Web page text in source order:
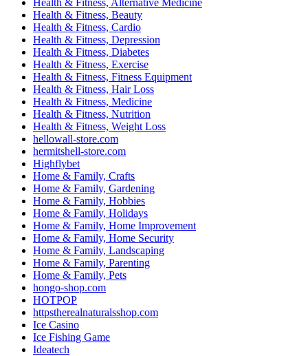
Health & Fitness, Beauty
Health & Fitness, Cardio
Health & Fitness, Depression
Health & Fitness, Diabetes
Health & Fitness, Exercise
Health & Fitness, Fitness Equipment
Health & Fitness, Hair Loss
Health & Fitness, Medicine
Health & Fitness, Nutrition
Health & Fitness, Weight Loss
hellowall-store.com
hermitshell-store.com
Highflybet
Home & Family, Crafts
Home & Family, Gardening
Home & Family, Hobbies
Home & Family, Holidays
Home & Family, Home Improvement
Home & Family, Home Security
Home & Family, Landscaping
Home & Family, Parenting
Home & Family, Pets
hongo-shop.com
HOTPOP
httpstherealnaturalsshop.com
Ice Casino
Ice Fishing Game
Ideatech